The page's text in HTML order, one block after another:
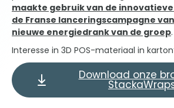
maakte gebruik van de
de Franse lanceringscampagne
nieuwe energiedrank van de groep.
Interesse in 3D POS-materiaal in
Download onze